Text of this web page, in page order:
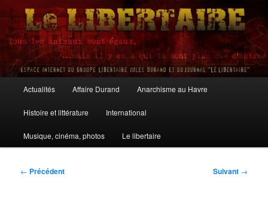
Aller
contenu
principalLe Libertaire
principal
Actualités Affaire Durand Anarchisme au Havre
Histoire et littérature International
Musique, cinéma, photos Le libertaire
Navigation
← Précédent Suivant →